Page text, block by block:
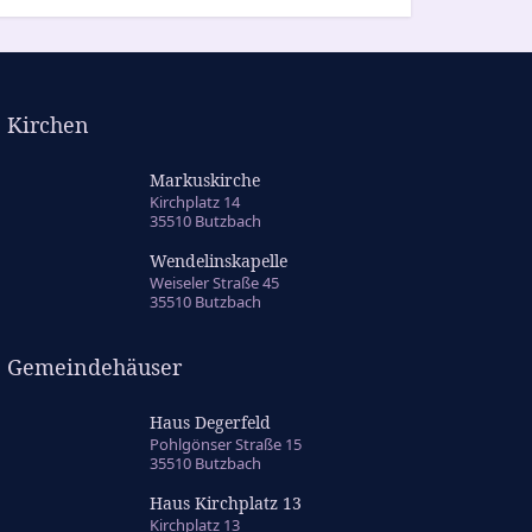
Kirchen
Markuskirche
Kirchplatz 14
35510 Butzbach
Wendelinskapelle
Weiseler Straße 45
35510 Butzbach
Gemeindehäuser
Haus Degerfeld
Pohlgönser Straße 15
35510 Butzbach
Haus Kirchplatz 13
Kirchplatz 13